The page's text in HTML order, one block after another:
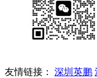
友情链接： 深圳英鹏